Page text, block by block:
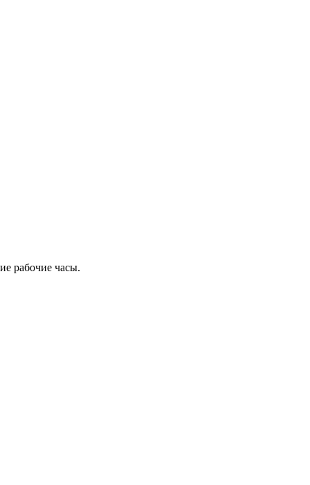
рабочие часы.